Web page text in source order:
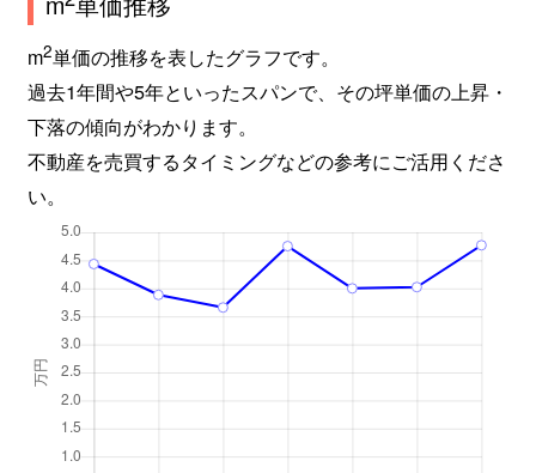
m2単価の推移を表したグラフです。
過去1年間や5年といったスパンで、その坪単価の上昇・
下落の傾向がわかります。
不動産を売買するタイミングなどの参考にご活用くださ
い。